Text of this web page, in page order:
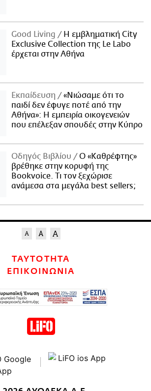
Good Living
Η εμβληματική City
Exclusive Collection της Le Labo
έρχεται στην Αθήνα
Εκπαίδευση
«Νιώσαμε ότι το
παιδί δεν έφυγε ποτέ από την
Αθήνα»: Η εμπειρία οικογενειών
που επέλεξαν σπουδές στην Κύπρο
Οδηγός Βιβλίου
Ο «Καθρέφτης»
βρέθηκε στην κορυφή της
Bookvoice. Τι τον ξεχώρισε
ανάμεσα στα μεγάλα best sellers;
ΤΑΥΤΟΤΗΤΑ
ΕΠΙΚΟΙΝΩΝΙΑ